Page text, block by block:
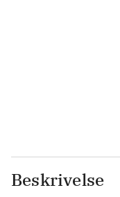
Beskrivelse